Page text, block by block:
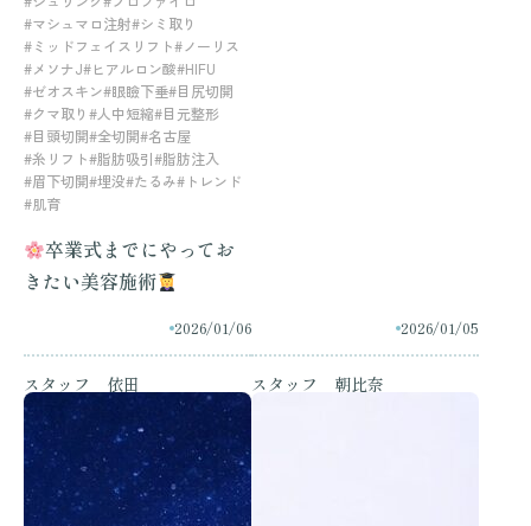
#マシュマロ注射#シミ取り
#ミッドフェイスリフト#ノーリス
#メソナJ#ヒアルロン酸#HIFU
#ゼオスキン#眼瞼下垂#目尻切開
#クマ取り #人中短縮#目元整形
#目頭切開#全切開#名古屋
#糸リフト#脂肪吸引#脂肪注入
#眉下切開#埋没#たるみ#トレンド
#肌育
卒業式までにやってお
きたい美容施術
2026/01/06
スタッフ 依田
2026/01/05
スタッフ 朝比奈